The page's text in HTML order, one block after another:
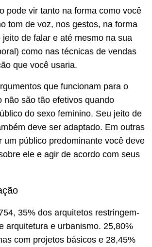
pode vir tanto na forma como você
tom de voz, nos gestos, na forma
jeito de falar e até mesmo na sua
como nas técnicas de vendas
que você usaria.
que funcionam para o
não são tão efetivos quando
do sexo feminino. Seu jeito de
deve ser adaptado. Em outras
um público predominante você deve
ele e agir de acordo com seus
35% dos arquitetos restringem-
arquitetura e urbanismo. 25,80%
com projetos básicos e 28,45%